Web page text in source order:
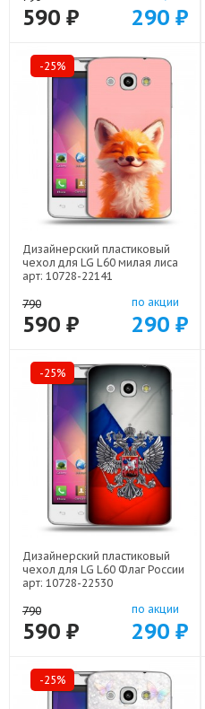
590 ₽ 290 ₽
-25%
Дизайнерский пластиковый
чехол для LG L60 милая лиса
арт: 10728-22141
790
590 ₽
по акции
290 ₽
-25%
Дизайнерский пластиковый
чехол для LG L60 Флаг России
арт: 10728-22530
790
590 ₽
по акции
290 ₽
-25%